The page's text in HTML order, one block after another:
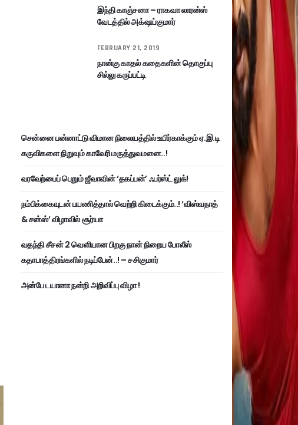
இந்தி காஞ்சனா – ராகவா லாரன்ஸ்
வேடத்தில் அக்‌ஷய்குமார்
FEBRUARY 21, 2019
நான்கு காதல் கதைகளின் தொகுப்பு
சில்லு கருப்பட்டி
சென்னை பன்னாட்டு விமான நிலையத்தில் உயிர்காக்கும் ஏ.இ.டி
கருவிகளை நிறுவும் காவேரி மருத்துவமனை..!
வரவேற்பைப் பெறும் ஜீவாவின் ‘தகப்பன்’ ஃபர்ஸ்ட் லுக்!
நம்பிக்கையுடன் பயணித்தால் வெற்றி கிடைக்கும்..! ‘விஸ்வநாத்
& சன்ஸ்’ விழாவில் சூர்யா
வதந்தி சீசன் 2 வெளியான பிறகு நான் நிறைய போலீஸ்
கதாபாத்திரங்களில் நடிப்பேன்..! – சசிகுமார்
அன்பே டயானா நன்றி அறிவிப்பு விழா !